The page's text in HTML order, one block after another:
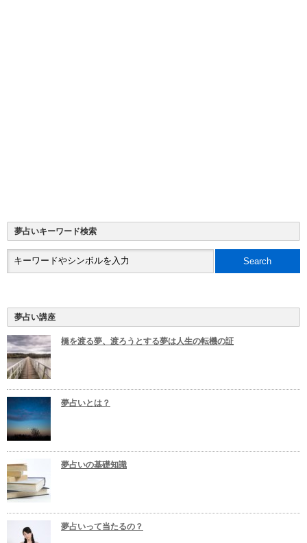
夢占いキーワード検索
夢占い講座
橋を渡る夢、渡ろうとする夢は人生の転機の証
夢占いとは？
夢占いの基礎知識
夢占いって当たるの？